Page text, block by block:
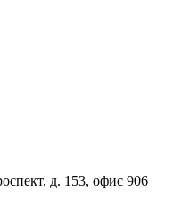
д. 153, офис 906